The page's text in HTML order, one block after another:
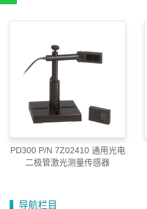
PD300 P/N 7Z02410 通用光电
二极管激光测量传感器
导航栏目